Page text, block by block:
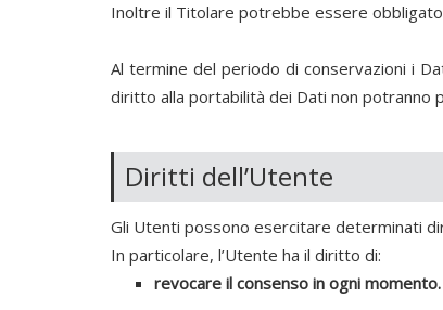
Inoltre il Titolare potrebbe essere
Al termine del periodo di conservazioni i
diritto alla portabilità dei Dati non potranno
Diritti dell’Utente
Gli Utenti possono esercitare determinati
In particolare, l’Utente ha il diritto di:
revocare il consenso in ogni momento.